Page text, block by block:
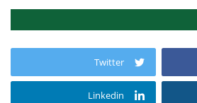
Twitter
Linkedin